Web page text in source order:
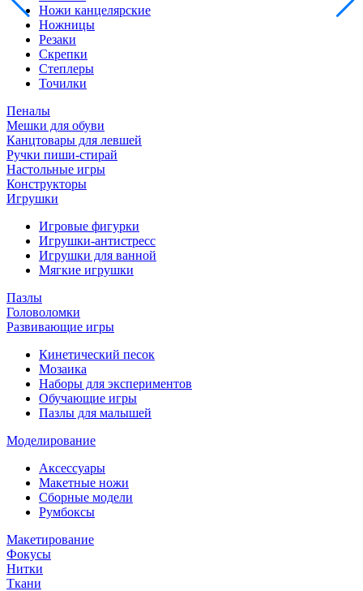
Ножи канцелярские
Ножницы
Резаки
Скрепки
Степлеры
Точилки
Пеналы
Мешки для обуви
Канцтовары для левшей
Ручки пиши-стирай
Настольные игры
Конструкторы
Игрушки
Игровые фигурки
Игрушки-антистресс
Игрушки для ванной
Мягкие игрушки
Пазлы
Головоломки
Развивающие игры
Кинетический песок
Мозаика
Наборы для экспериментов
Обучающие игры
Пазлы для малышей
Моделирование
Аксессуары
Макетные ножи
Сборные модели
Румбоксы
Макетирование
Фокусы
Нитки
Ткани